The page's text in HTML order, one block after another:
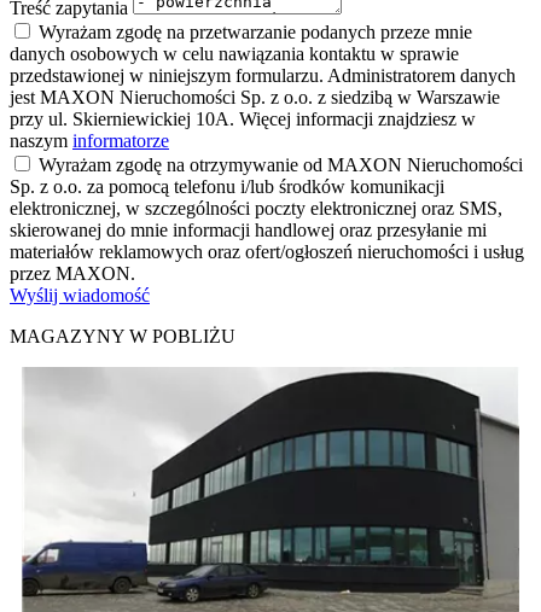
Treść zapytania
Wyrażam zgodę na przetwarzanie podanych przeze mnie
danych osobowych w celu nawiązania kontaktu w sprawie
przedstawionej w niniejszym formularzu. Administratorem danych
jest MAXON Nieruchomości Sp. z o.o. z siedzibą w Warszawie
przy ul. Skierniewickiej 10A. Więcej informacji znajdziesz w
naszym informatorze
Wyrażam zgodę na otrzymywanie od MAXON Nieruchomości
Sp. z o.o. za pomocą telefonu i/lub środków komunikacji
elektronicznej, w szczególności poczty elektronicznej oraz SMS,
skierowanej do mnie informacji handlowej oraz przesyłanie mi
materiałów reklamowych oraz ofert/ogłoszeń nieruchomości i usług
przez MAXON.
Wyślij wiadomość
MAGAZYNY W POBLIŻU